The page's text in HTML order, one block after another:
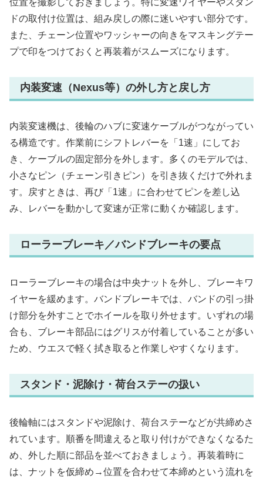
位置を撮影しておきましょう。特に変速ワイヤーやスタン
ドの取付け位置は、組み戻しの際に迷いやすい部分です。
また、チェーン位置やワッシャーの向きをマスキングテー
プで印をつけておくと再装着がスムーズになります。
内装変速（Nexus等）の外し方と戻し方
内装変速機は、後輪のハブに変速ケーブルがつながってい
る構造です。作業前にシフトレバーを「1速」にしてお
き、ケーブルの固定部分を外します。多くのモデルでは、
小さなピン（チェーン引きピン）を引き抜くだけで外れま
す。戻すときは、再び「1速」に合わせてピンを差し込
み、レバーを動かして変速が正常に動くか確認します。
ローラーブレーキ／バンドブレーキの要点
ローラーブレーキの場合は中央ナットを外し、ブレーキワ
イヤーを緩めます。バンドブレーキでは、バンドの引っ掛
け部分を外すことでホイールを取り外せます。いずれの場
合も、ブレーキ部品にはグリスが付着していることが多い
ため、ウエスで軽く拭き取ると作業しやすくなります。
スタンド・泥除け・荷台ステーの扱い
後輪軸にはスタンドや泥除け、荷台ステーなどが共締めさ
れています。順番を間違えると取り付けができなくなるた
め、外した順に部品を並べておきましょう。再装着時に
は、ナットを仮締め→位置を合わせて本締めという流れを